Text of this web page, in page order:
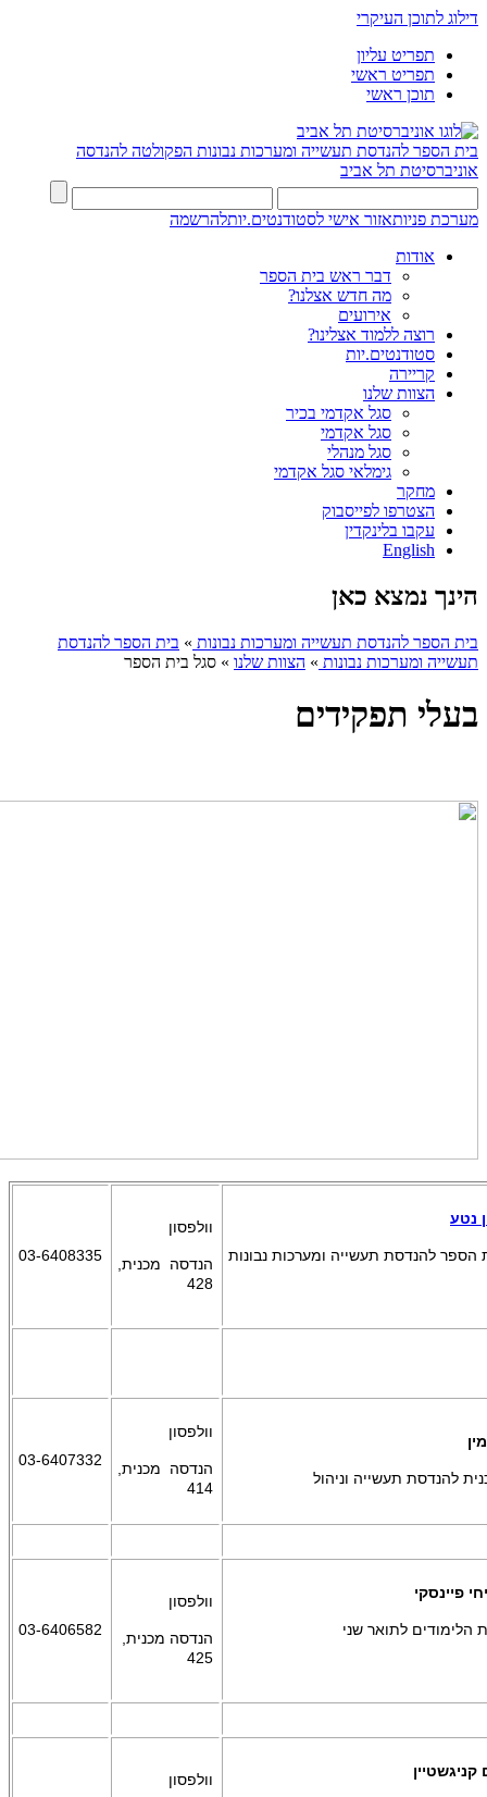
דילוג לתוכן העיקרי
תפריט עליון
תפריט ראשי
תוכן ראשי
בית הספר להנדסת תעשייה ומערכות נבונות הפקולטה להנדסה
אוניברסיטת תל אביב
מערכת פניותאזור אישי לסטודנטים.יותלהרשמה
אודות
דבר ראש בית הספר
מה חדש אצלנו?
אירועים
רוצה ללמוד אצלינו?
סטודנטים.יות
קריירה
הצוות שלנו
סגל אקדמי בכיר
סגל אקדמי
סגל מנהלי
גימלאי סגל אקדמי
מחקר
הצטרפו לפייסבוק
עקבו בלינקדין
English
הינך נמצא כאן
בית הספר להנדסת תעשייה ומערכות נבונות » בית הספר להנדסת
תעשייה ומערכות נבונות » הצוות שלנו » סגל בית הספר
בעלי תפקידים
נטע
הספר להנדסת תעשייה ומערכות נבונות
וולפסון
הנדסה מכנית,
428
03-6408335
להנדסת תעשייה וניהול
וולפסון
הנדסה מכנית,
414
03-6407332
פיינסקי
הלימודים לתואר שני
וולפסון
הנדסה מכנית,
425
03-6406582
וולפסון